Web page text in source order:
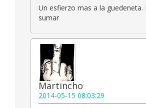
Un esfierzo mas a la guedeneta.
sumar
Martincho
2014-05-15 08:03:29